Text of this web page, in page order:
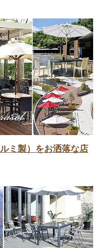
ミ製）をお洒落な店